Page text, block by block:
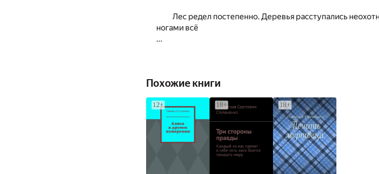
Лес редел постепенно. Деревья расступались
ногами всё
...
Похожие книги